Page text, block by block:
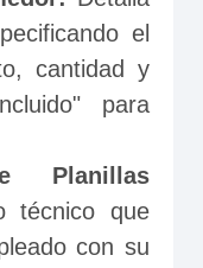
el
cantidad y
para
Planillas
técnico que
con su